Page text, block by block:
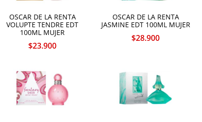
OSCAR DE LA RENTA
VOLUPTE TENDRE EDT
100ML MUJER
$23.900
OSCAR DE LA RENTA
JASMINE EDT 100ML MUJER
$28.900